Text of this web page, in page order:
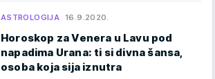
ASTROLOGIJA 16.9.2020.
Horoskop za Venera u Lavu pod
napadima Urana: ti si divna šansa,
osoba koja sija iznutra